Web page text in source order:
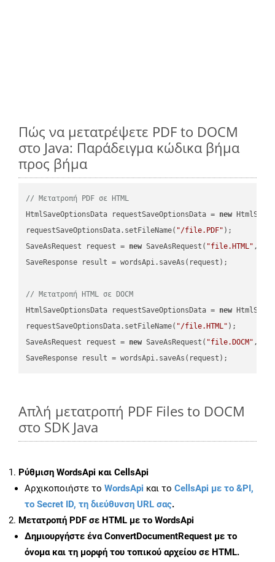
Πώς να μετατρέψετε PDF to DOCM
στο Java: Παράδειγμα κώδικα βήμα
προς βήμα
// Μετατροπή PDF σε HTML
HtmlSaveOptionsData requestSaveOptionsData = new
requestSaveOptionsData.setFileName( "/file.PDF" );
SaveAsRequest request = new SaveAsRequest( "file.HTML"
SaveResponse result = wordsApi.saveAs(request);
// Μετατροπή HTML σε DOCM
HtmlSaveOptionsData requestSaveOptionsData = new
requestSaveOptionsData.setFileName( "/file.HTML" );
SaveAsRequest request = new SaveAsRequest( "file.DOCM"
Απλή μετατροπή PDF Files to DOCM
στο SDK Java
Ρύθμιση WordsApi και CellsApi
Αρχικοποιήστε το WordsApi και το CellsApi με το &PI,
το Secret ID, τη διεύθυνση URL σας.
Μετατροπή PDF σε HTML με το WordsApi
Δημιουργήστε έναConvertDocumentRequest με το
όνομα και τη μορφή του τοπικού αρχείου σε HTML.